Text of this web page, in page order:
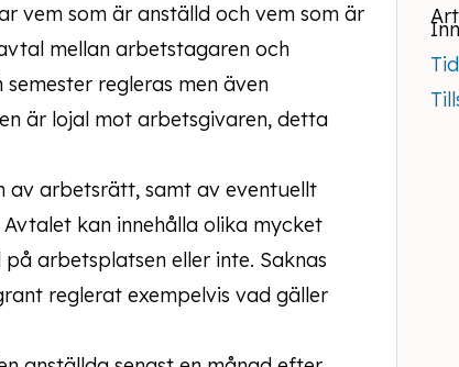
vem som är anställd och vem som är
mellan arbetstagaren och
regleras men även
är lojal mot arbetsgivaren, detta
av arbetsrätt, samt av eventuellt
kan innehålla olika mycket
arbetsplatsen eller inte. Saknas
reglerat exempelvis vad gäller